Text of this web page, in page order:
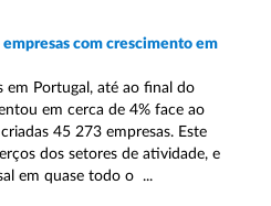
com crescimento em
em Portugal, até ao final do
em cerca de 4% face ao
45 273 empresas. Este
dos setores de atividade, e
em quase todo o ...